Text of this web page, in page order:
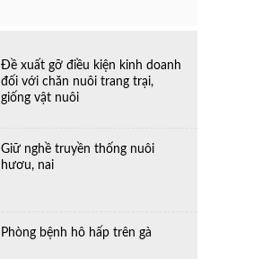
Đề xuất gỡ điều kiện kinh doanh
đối với chăn nuôi trang trại,
giống vật nuôi
Giữ nghề truyền thống nuôi
hươu, nai
Phòng bệnh hô hấp trên gà